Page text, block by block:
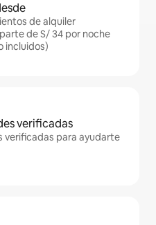
de alquiler
de S/ 34 por noche
incluidos)
verificadas
verificadas para ayudarte